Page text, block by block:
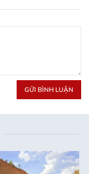
GỬI BÌNH LUẬN